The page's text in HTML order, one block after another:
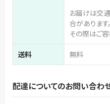
お届けは交
合があります。
その際はご容
送料 無料
配達についてのお問い合わ